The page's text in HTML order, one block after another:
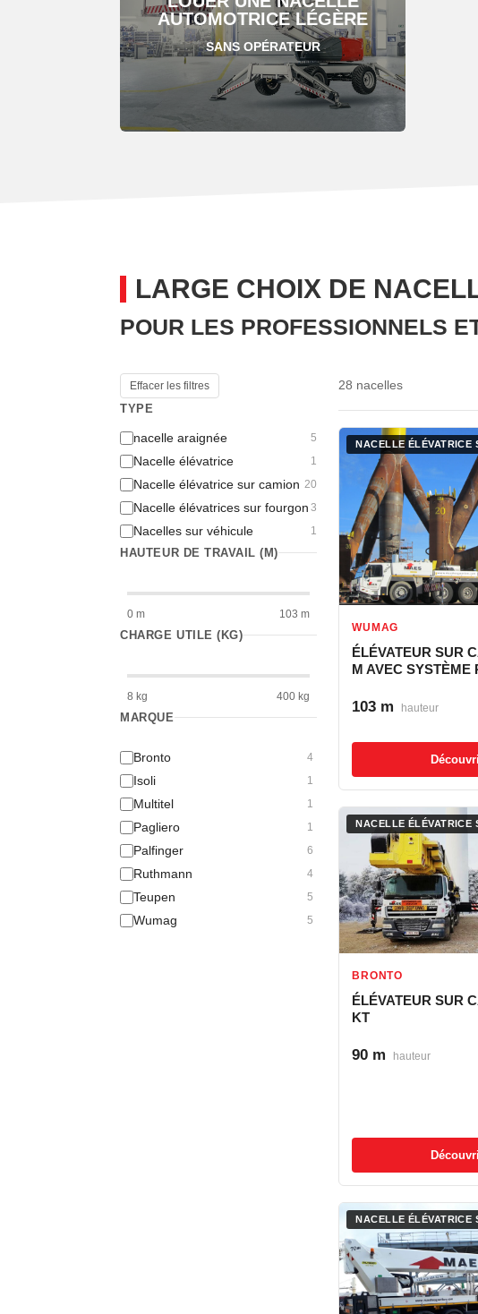
AUTOMOTRICE LÉGÈRE
SANS OPÉRATEUR
LARGE CHOIX DE
POUR LES PROFESSIONNELS
Effacer les filtres
TYPE
nacelle araignée 5
Nacelle élévatrice 1
Nacelle élévatrice sur camion 20
Nacelle élévatrices sur fourgon 3
Nacelles sur véhicule 1
HAUTEUR DE TRAVAIL (M)
0 m 103 m
CHARGE UTILE (KG)
8 kg 400 kg
MARQUE
Bronto 4
Isoli 1
Multitel 1
Pagliero 1
Palfinger 6
Ruthmann 4
Teupen 5
Wumag 5
28 nacelles
NACELLE ÉLÉVATRICE
WUMAG
ÉLÉVATEUR SUR
M AVEC SYSTÈME
103 m hauteur
NACELLE ÉLÉVATRICE
BRONTO
ÉLÉVATEUR SUR
KT
90 m hauteur
NACELLE ÉLÉVATRICE